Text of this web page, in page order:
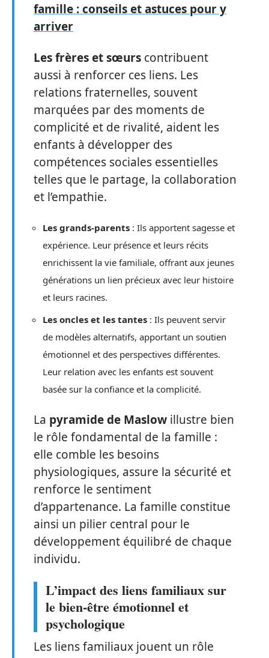
famille : conseils et astuces pour y
arriver
Les frères et sœurs contribuent
aussi à renforcer ces liens. Les
relations fraternelles, souvent
marquées par des moments de
complicité et de rivalité, aident les
enfants à développer des
compétences sociales essentielles
telles que le partage, la collaboration
et l’empathie.
Les grands-parents : Ils apportent sagesse et
expérience. Leur présence et leurs récits
enrichissent la vie familiale, offrant aux jeunes
générations un lien précieux avec leur histoire
et leurs racines.
Les oncles et les tantes : Ils peuvent servir
de modèles alternatifs, apportant un soutien
émotionnel et des perspectives différentes.
Leur relation avec les enfants est souvent
basée sur la confiance et la complicité.
La pyramide de Maslow illustre bien
le rôle fondamental de la famille :
elle comble les besoins
physiologiques, assure la sécurité et
renforce le sentiment
d’appartenance. La famille constitue
ainsi un pilier central pour le
développement équilibré de chaque
individu.
L’impact des liens familiaux sur
le bien-être émotionnel et
psychologique
Les liens familiaux jouent un rôle